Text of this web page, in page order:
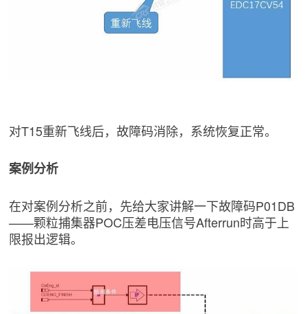
对T15重新飞线后，故障码消除，系统恢复正常。
案例分析
在对案例分析之前，先给大家讲解一下故障码P01DB
——颗粒捕集器POC压差电压信号Afterrun时高于上
限报出逻辑。